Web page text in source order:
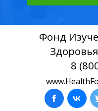
Фонд
8